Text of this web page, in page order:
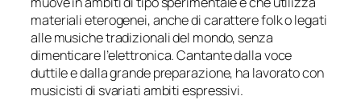
materiali eterogenei, anche di carattere folk o legati
alle musiche tradizionali del mondo, senza
dimenticare l’elettronica. Cantante dalla voce
duttile e dalla grande preparazione, ha lavorato con
musicisti di svariati ambiti espressivi.